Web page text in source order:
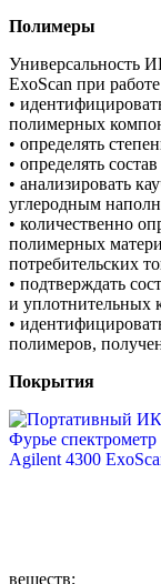
Полимеры
Универсальность
ExoScan при
•
полимерных
• определять
• определять
• анализировать
углеродным
• количественно
полимерных
потребительских
• подтверждать
и уплотнительных
•
полимеров,
Покрытия
веществ;